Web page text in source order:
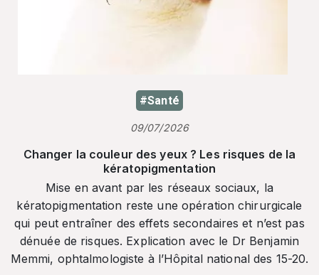
#Santé
09/07/2026
Changer la couleur des yeux ? Les risques de la
kératopigmentation
Mise en avant par les réseaux sociaux, la
kératopigmentation reste une opération chirurgicale
qui peut entraîner des effets secondaires et n’est pas
dénuée de risques. Explication avec le Dr Benjamin
Memmi, ophtalmologiste à l’Hôpital national des 15-20.